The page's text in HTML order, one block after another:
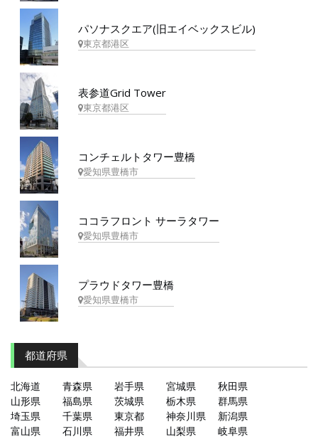
パソナスクエア(旧エイベックスビル)
東京都港区
表参道Grid Tower
東京都港区
コンチェルトタワー豊橋
愛知県豊橋市
ココラフロント サーラタワー
愛知県豊橋市
プラウドタワー豊橋
愛知県豊橋市
都道府県
北海道 青森県 岩手県 宮城県
秋田県
山形県
福島県 茨城県 栃木県
群馬県
埼玉県
千葉県 東京都 神奈川県
新潟県
富山県
石川県 福井県 山梨県
岐阜県